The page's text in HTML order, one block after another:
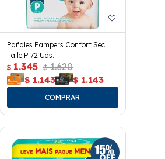
Pañales Pampers Confort Sec
Talle P 72 Uds.
$ 1.345 $ 1.620
$ 1.143 $ 1.143